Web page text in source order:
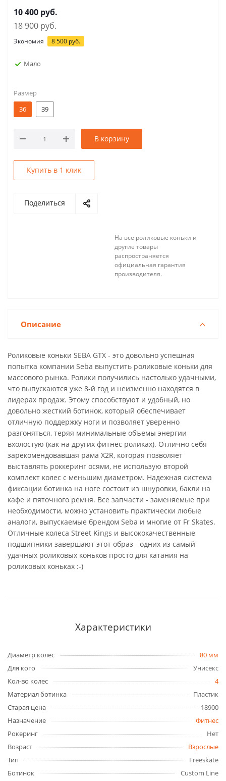
10 400 руб.
18 900руб.
Экономия 8 500 руб.
Мало
Размер
36
39
В корзину
Купить в 1 клик
Поделиться
На все роликовые коньки и
другие товары
распространяется
официальная гарантия
производителя.
Описание
Роликовые коньки SEBA GTX - это довольно успешная
попытка компании Seba выпустить роликовые коньки для
массового рынка. Ролики получились настолько удачными,
что выпускаются уже 8-й год и неизменно находятся в
лидерах продаж. Этому способствуют и удобный, но
довольно жесткий ботинок, который обеспечивает
отличную поддержку ноги и позволяет уверенно
разгоняться, теряя минимальные объемы энергии
вхолостую (как на других фитнес роликах). Отлично себя
зарекомендовавшая рама X2R, которая позволяет
выставлять роккеринг осями, не использую второй
комплект колес с меньшим диаметром. Надежная система
фиксации ботинка на ноге состоит из шнуровки, бакли на
кафе и пяточного ремня. Все запчасти - заменяемые при
необходимости, можно установить практически любые
аналоги, выпускаемые брендом Seba и многие от Fr Skates.
Отличные колеса Street Kings и высококачественные
подшипники завершают этот образ - одних из самый
удачных роликовых коньков просто для катания на
роликовых коньках :-)
Характеристики
Диаметр колес
80 мм
Для кого
Унисекс
Кол-во колес
4
Материал ботинка
Пластик
Старая цена
18900
Назначение
Фитнес
Рокеринг
Нет
Возраст
Взрослые
Тип
Freeskate
Ботинок
Custom Line